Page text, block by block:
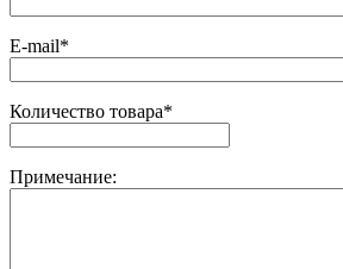
E-mail*
Количество товара*
Примечание: